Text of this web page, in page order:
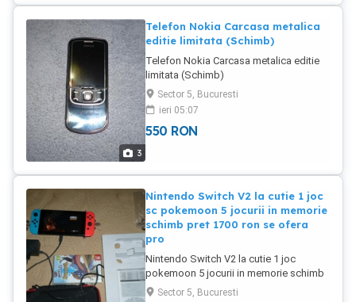
3
Telefon Nokia Carcasa metalica
editie limitata (Schimb)
Telefon Nokia Carcasa metalica editie
limitata (Schimb)
Sector 5, Bucuresti
ieri 05:07
550 RON
Nintendo Switch V2 la cutie 1 joc
sc pokemoon 5 jocurii in memorie
schimb pret 1700 ron se ofera
pro
Nintendo Switch V2 la cutie 1 joc
pokemoon 5 jocurii in memorie schimb
pret 1100 ron se ofera proba
Sector 5, Bucuresti